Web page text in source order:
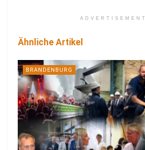
ADVERTISEMENT
Ähnliche Artikel
BRANDENBURG